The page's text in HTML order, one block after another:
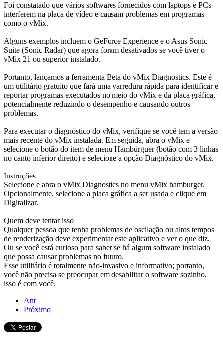
Foi constatado que vários softwares fornecidos com laptops e PCs
interferem na placa de vídeo e causam problemas em programas
como o vMix.
Alguns exemplos incluem o GeForce Experience e o Asus Sonic
Suite (Sonic Radar) que agora foram desativados se você tiver o
vMix 21 ou superior instalado.
Portanto, lançamos a ferramenta Beta do vMix Diagnostics. Este é
um utilitário gratuito que fará uma varredura rápida para identificar e
reportar programas executados no meio do vMix e da placa gráfica,
potencialmente reduzindo o desempenho e causando outros
problemas.
Para executar o diagnóstico do vMix, verifique se você tem a versão
mais recente do vMix instalada. Em seguida, abra o vMix e
selecione o botão do item de menu Hambúrguer (botão com 3 linhas
no canto inferior direito) e selecione a opção Diagnóstico do vMix.
Instruções
Selecione e abra o vMix Diagnostics no menu vMix hamburger.
Opcionalmente, selecione a placa gráfica a ser usada e clique em
Digitalizar.
Quem deve tentar isso
Qualquer pessoa que tenha problemas de oscilação ou altos tempos
de renderização deve experimentar este aplicativo e ver o que diz.
Ou se você está curioso para saber se há algum software instalado
que possa causar problemas no futuro.
Esse utilitário é totalmente não-invasivo e informativo; portanto,
você não precisa se preocupar em desabilitar o software sozinho,
isso é com você.
Ant
Próximo